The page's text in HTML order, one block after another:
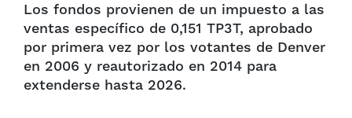
Los fondos provienen de un impuesto a las
ventas específico de 0,151 TP3T, aprobado
por primera vez por los votantes de Denver
en 2006 y reautorizado en 2014 para
extenderse hasta 2026.